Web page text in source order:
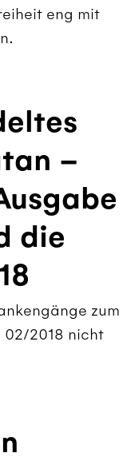
eng mit
–
die
zum
02/2018 nicht